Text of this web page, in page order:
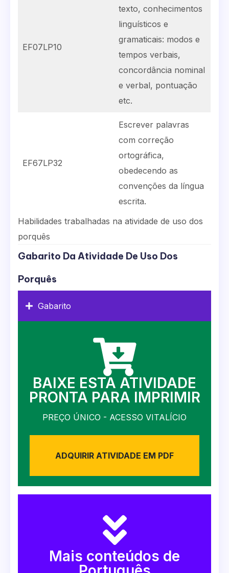
EF07LP10
texto, conhecimentos
linguísticos e
gramaticais: modos e
tempos verbais,
concordância nominal
e verbal, pontuação
etc.
EF67LP32
Escrever palavras
com correção
ortográfica,
obedecendo as
convenções da língua
escrita.
Habilidades trabalhadas na atividade de uso dos
porquês
Gabarito Da Atividade De Uso Dos
Porquês
Gabarito
BAIXE ESTA ATIVIDADE
PRONTA PARA IMPRIMIR
PREÇO ÚNICO - ACESSO VITALÍCIO
ADQUIRIR ATIVIDADE EM PDF
Mais conteúdos de